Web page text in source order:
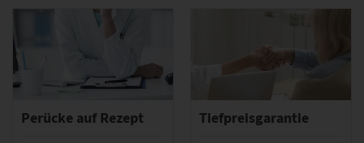
Perücke auf Rezept Tiefpreisgarantie